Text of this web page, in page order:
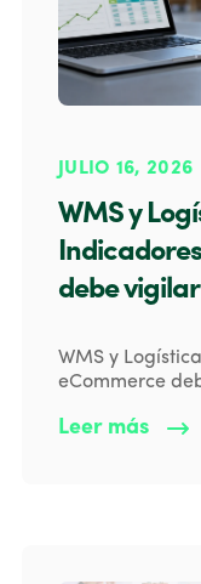
JULIO 16, 2026
WMS y
debe vigilar
WMS y
eCommerce
Leer más